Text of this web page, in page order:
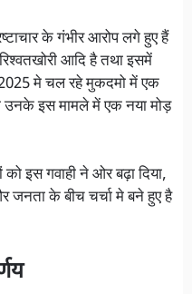
के गंभीर आरोप लगे हुए हैं
आदि है तथा इसमें
मे चल रहे मुकदमो में एक
उनके इस मामले में एक नया मोड़
को इस गवाही ने ओर बढ़ा दिया,
जनता के बीच चर्चा मे बने हुए है